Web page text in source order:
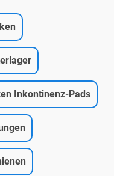
Inkontinenz-Pads